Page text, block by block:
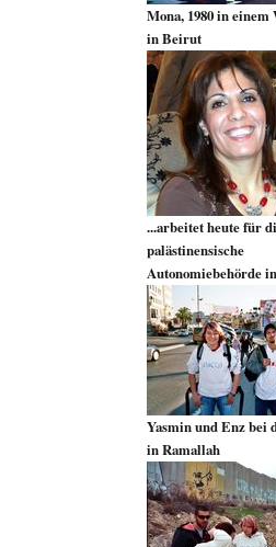
Mona, 1980 in einem
in Beirut
...arbeitet heute für
palästinensische
Autonomiebehörde
Yasmin und Enz bei
in Ramallah